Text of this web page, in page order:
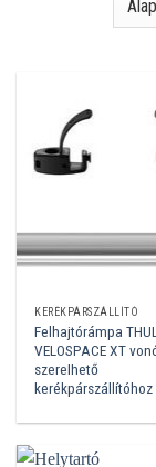
KERÉKPÁRSZÁLLÍTÓ
Felhajtórámpa
VELOSPACE XT
szerelhető
kerékpárszállítóhoz